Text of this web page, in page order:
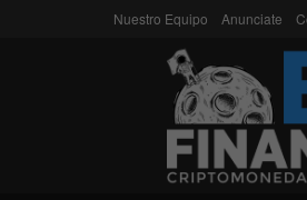
Nuestro Equipo Anunciate